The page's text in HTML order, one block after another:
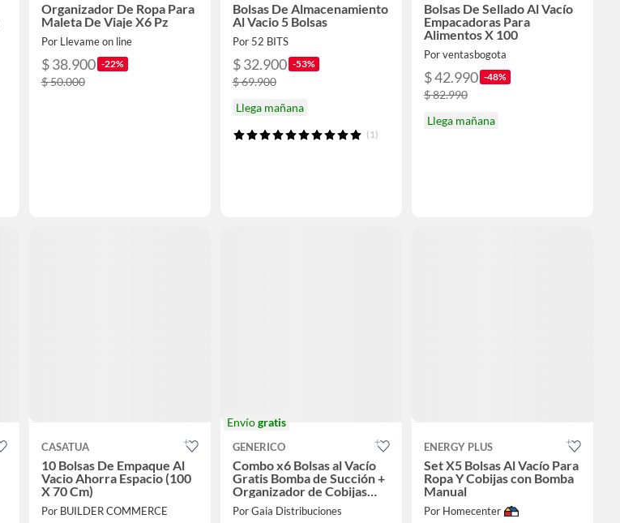
Organizador De Ropa Para
Maleta De Viaje X6 Pz
Por Llevame on line
$ 38.900 -22%
$ 50.000
Bolsas De Almacenamiento
Al Vacio 5 Bolsas
Por 52 BITS
$ 32.900 -53%
$ 69.900
Llega mañana
(1)
Bolsas De Sellado Al Vacío
Empacadoras Para
Alimentos X 100
Por ventasbogota
$ 42.990 -48%
$ 82.990
Llega mañana
CASATUA
10 Bolsas De Empaque Al
Vacio Ahorra Espacio (100
X 70 Cm)
Por BUILDER COMMERCE
Envíogratis
GENERICO
Combo x6 Bolsas al Vacío
Gratis Bomba de Succión +
Organizador de Cobijas
GRATIS
Por Gaia Distribuciones
ENERGY PLUS
Set X5 Bolsas Al Vacío Para
Ropa Y Cobijas con Bomba
Manual
Por Homecenter